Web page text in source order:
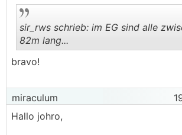
wo sind die sollwerte?
wie kann ich den abgleich
laufender heizkreispumpe
einfache kontrolle:
ein nicht abgeglichenes system
sir_rws schrieb: im EG sind alle
82m lang...
bravo!
miraculum
Hallo johro,